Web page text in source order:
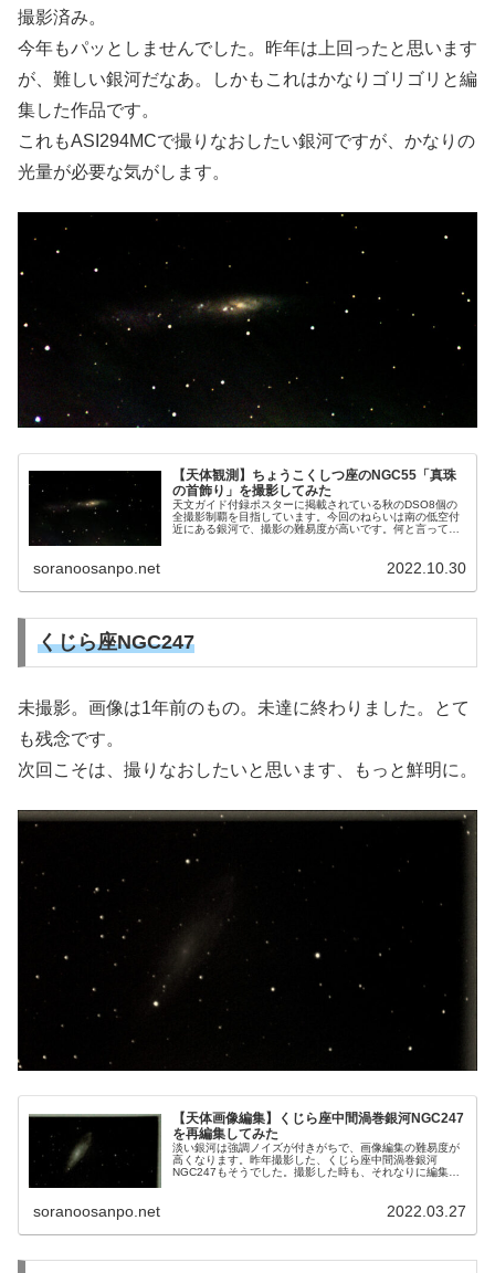
撮影済み。
今年もパッとしませんでした。昨年は上回ったと思います
が、難しい銀河だなあ。しかもこれはかなりゴリゴリと編
集した作品です。
これもASI294MCで撮りなおしたい銀河ですが、かなりの
光量が必要な気がします。
【天体観測】ちょうこくしつ座のNGC55「真珠
の首飾り」を撮影してみた
天文ガイド付録ポスターに掲載されている秋のDSO8個の
全撮影制覇を目指しています。今回のねらいは南の低空付
近にある銀河で、撮影の難易度が高いです。何と言っても
soranoosanpo.net 2022.10.30
くじら座NGC247
未撮影。画像は1年前のもの。未達に終わりました。とて
も残念です。
次回こそは、撮りなおしたいと思います、もっと鮮明に。
【天体画像編集】くじら座中間渦巻銀河NGC247
を再編集してみた
淡い銀河は強調ノイズが付きがちで、画像編集の難易度が
高くなります。昨年撮影した、くじら座中間渦巻銀河
NGC247もそうでした。撮影した時も、それなりに編集頑
soranoosanpo.net 2022.03.27